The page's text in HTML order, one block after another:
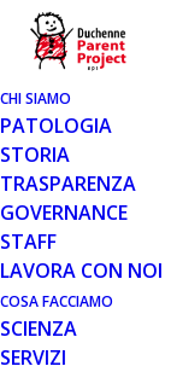
CHI SIAMO
PATOLOGIA
STORIA
TRASPARENZA
GOVERNANCE
STAFF
LAVORA CON NOI
COSA FACCIAMO
SCIENZA
SERVIZI
COMUNICATI
24 NOV 2013